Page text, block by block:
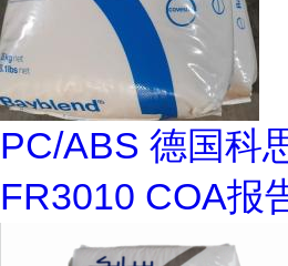
PC/ABS 德国科
FR3010 COA报